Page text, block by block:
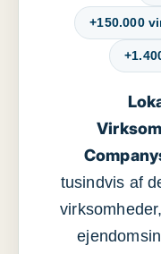
+150.000
tusindvis af